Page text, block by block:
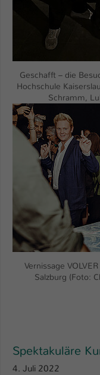
Geschafft – die
Hochschule
Schramm,
Show larger version
Vernissage
Salzburg (Foto:
Spektakuläre
4. Juli 2022